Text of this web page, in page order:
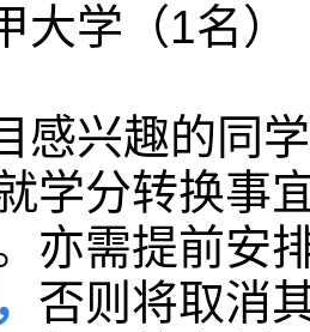
大学（1名）
感兴趣的同
学分转换事
亦需提前安
否则将取消